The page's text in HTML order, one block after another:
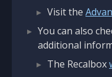
Visit the
You can also
additional
The Recalbox